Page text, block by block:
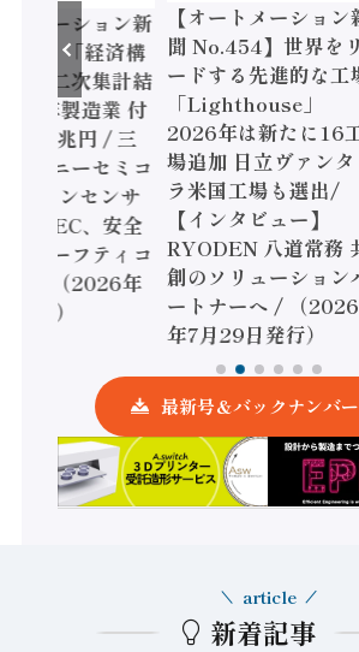
トメーション新
】「経済構
調査二次集計結
年製造業 付
額86兆円 / 三
とソニーセミコ
ジョンセンサ
/ IDEC、安全
すセーフティコ
ーラ（2026年
発行）
【オートメーション
聞 No.454】世界をリ
ードする先進的な工
「Lighthouse」
2026年は新たに16
場追加 日立ヴァンタ
ラ米国工場も選出/
【インタビュー】
RYODEN 八道常務
創のソリューション
ートナーへ / （2026
年7月29日発行）
最新号＆バックナンバ
新着記事
article